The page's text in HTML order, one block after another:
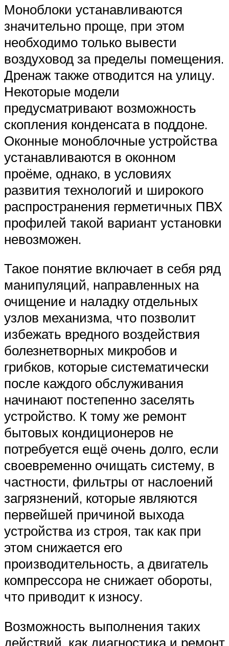
Моноблоки устанавливаются
значительно проще, при этом
необходимо только вывести
воздуховод за пределы помещения.
Дренаж также отводится на улицу.
Некоторые модели
предусматривают возможность
скопления конденсата в поддоне.
Оконные моноблочные устройства
устанавливаются в оконном
проёме, однако, в условиях
развития технологий и широкого
распространения герметичных ПВХ
профилей такой вариант установки
невозможен.
Такое понятие включает в себя ряд
манипуляций, направленных на
очищение и наладку отдельных
узлов механизма, что позволит
избежать вредного воздействия
болезнетворных микробов и
грибков, которые систематически
после каждого обслуживания
начинают постепенно заселять
устройство. К тому же ремонт
бытовых кондиционеров не
потребуется ещё очень долго, если
своевременно очищать систему, в
частности, фильтры от наслоений
загрязнений, которые являются
первейшей причиной выхода
устройства из строя, так как при
этом снижается его
производительность, а двигатель
компрессора не снижает обороты,
что приводит к износу.
Возможность выполнения таких
действий, как диагностика и ремонт